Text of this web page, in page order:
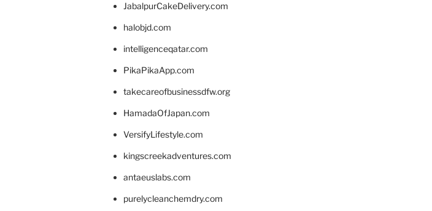
JabalpurCakeDelivery.com
halobjd.com
intelligenceqatar.com
PikaPikaApp.com
takecareofbusinessdfw.org
HamadaOfJapan.com
VersifyLifestyle.com
kingscreekadventures.com
antaeuslabs.com
purelycleanchemdry.com